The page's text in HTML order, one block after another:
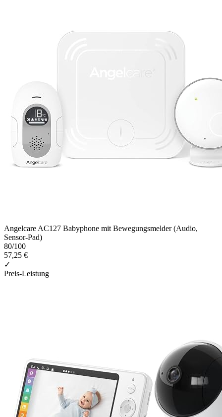
Angelcare AC127 Babyphone mit Bewegungsmelder (Audio,
Sensor-Pad)
80/100
57,25 €
✓
Preis-Leistung